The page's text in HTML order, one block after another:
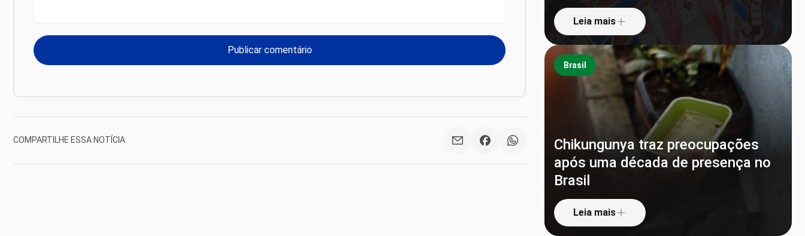
COMPARTILHE ESSA NOTÍCIA
Leia mais
Brasil
Chikungunya traz preocupações
após uma década de presença no
Brasil
Leia mais